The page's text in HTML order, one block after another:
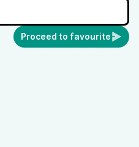
Proceed to favourite